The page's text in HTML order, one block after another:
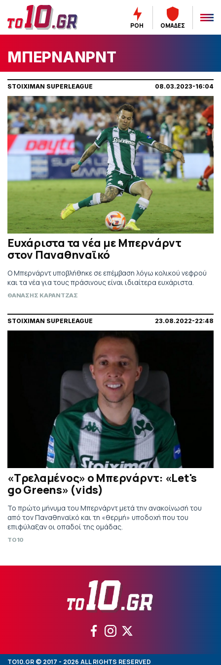
ΡΟΗ ΟΜΑΔΕΣ
ΜΠΕΡΝΑΝΡΝΤ
STOIXIMAN SUPERLEAGUE 08.03.2023-16:04
Ευχάριστα τα νέα με Μπερνάρντ
στον Παναθηναϊκό
Ο Μπερνάρντ υποβλήθηκε σε επέμβαση λόγω κολικού νεφρού
και τα νέα για τους πράσινους είναι ιδιαίτερα ευχάριστα.
ΘΑΝΑΣΗΣ ΚΑΡΑΝΤΖΑΣ
STOIXIMAN SUPERLEAGUE 23.08.2022-22:48
«Τρελαμένος» ο Μπερνάρντ: «Let's
go Greens» (vids)
Το πρώτο μήνυμα του Μπερνάρντ μετά την ανακοίνωσή του
από τον Παναθηναϊκό και τη «θερμή» υποδοχή που του
επιφύλαξαν οι οπαδοί της ομάδας.
TO10
TO10.GR © 2017 - 2026 ALL RIGHTS RESERVED